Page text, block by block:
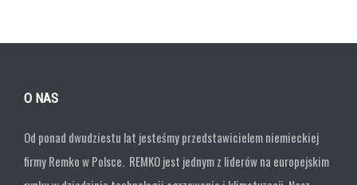
O NAS
Od ponad dwudziestu lat jesteśmy przedstawicielem niemieckiej
firmy Remko w Polsce. REMKO jest jednym z liderów na europejskim